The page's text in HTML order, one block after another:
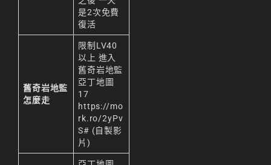
是2次免費
復活
舊奇岩地監
怎麼走
限制LV40
以上 進入
舊奇岩地監
亞丁地圖
17
https://mo
rk.ro/2yPv
S# (自製影
片)